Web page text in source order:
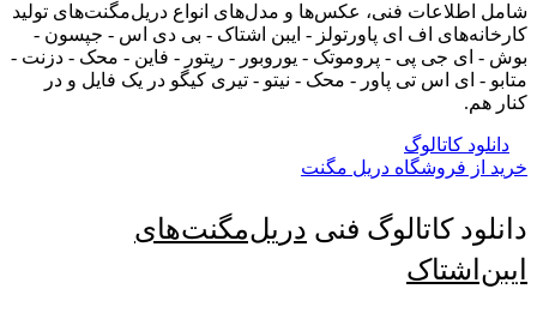
شامل اطلاعات فنی، عکس‌ها و مدل‌های انواع دریل‌مگنت‌های تولید
کارخانه‌های اف ای پاورتولز - ایبن اشتاک - بی دی اس - جپسون -
بوش - ای جی پی - پروموتک - یوروبور - رپتور - فاین - محک - دزنت -
متابو - ای اس تی پاور - محک - نیتو - تیری کیگو در یک فایل و در
کنار هم.
دانلود کاتالوگ
خرید از فروشگاه دریل مگنت
دانلود کاتالوگ فنی دریل‌مگنت‌های
ایبن‌اشتاک